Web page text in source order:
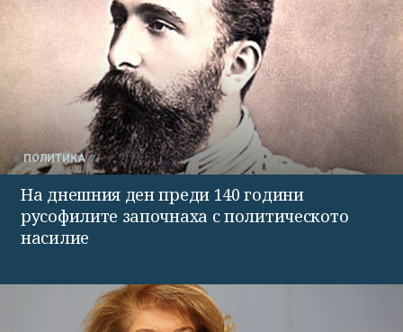
ПОЛИТИКА
На днешния ден преди 140 години
русофилите започнаха с политическото
насилие